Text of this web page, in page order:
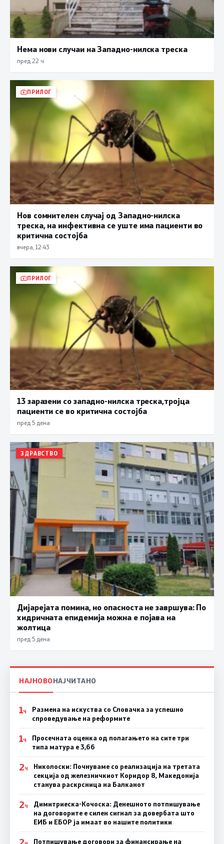
Нема нови случаи на Западно-нилска треска
пред 22 ч.
ПРИЛОГ
Нов сомнителен случај од Западно-нилска
треска, на инфективна се уште има пациенти во
критична состојба
вчера, 12:43
ПРИЛОГ
13 заразени со западно-нилска треска,тројца
пациенти се во критична состојба
пред 5 дена
ЗДРАВСТВО
Дијарејата помина, но опасноста не завршува: По
хидричната епидемија можна е појава на
жолтица
пред 5 дена
НАЈНОВОНАЈЧИТАНО
1Ч
Размена на искуства со Словачка за успешно
спроведување на реформите
1Ч
Просечната оценка од полагањето на сите три
типа матура е 3,66
2Ч
Николоски: Почнуваме со реализација на третата
секција од железничкиот Коридор 8, Македонија
станува раскрсница на Балканот
2Ч
Димитриеска-Кочоска: Денешното потпишување
на договорите е силен сигнал за довербата што
ЕИБ и ЕБОР ја имаат во нашите политики
Потпишување договори за финансирање на